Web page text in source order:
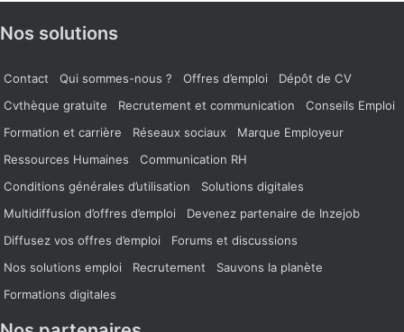
Nos solutions
Contact Qui sommes-nous ? Offres d’emploi
Dépôt de CV
Cvthèque gratuite
Recrutement et communication
Conseils Emploi
Formation et carrière
Réseaux sociaux
Marque Employeur
Ressources Humaines
Communication RH
Conditions générales d’utilisation
Solutions digitales
Multidiffusion d’offres d’emploi
Devenez partenaire de Inzejob
Diffusez vos offres d’emploi
Forums et discussions
Nos solutions emploi
Recrutement
Sauvons la planète
Formations digitales